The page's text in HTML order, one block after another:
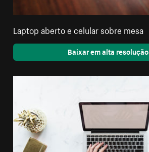
Laptop aberto e celular sobre mesa
Baixar em alta resolução